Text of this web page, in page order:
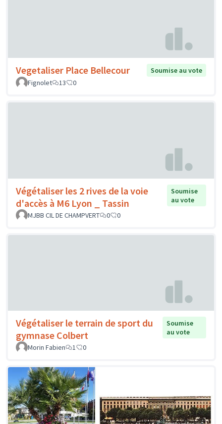
Vegetaliser Place Bellecour
Soumise au vote
Fignolet
13 0
Végétaliser les 2 rives de la voie
d'accès à M6 Lyon _ Tassin
Soumise
au vote
MJBB CIL DE CHAMPVERT
0 0
Végétaliser le terrain de sport du
gymnase Colbert
Soumise
au vote
Morin Fabien
1 0